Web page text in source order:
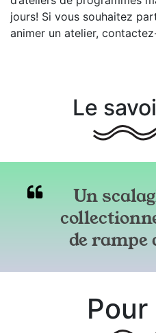
jours! Si vous souhaitez
animer un atelier,
Le
Un
de rampe